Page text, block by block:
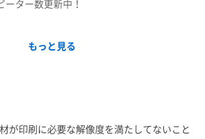
ター数更新中！
正を承ります。
に関わる大切なツールの制作を通じ
を意識したご提案をいたします。
もっと見る
が印刷に必要な解像度を満たしてないこと